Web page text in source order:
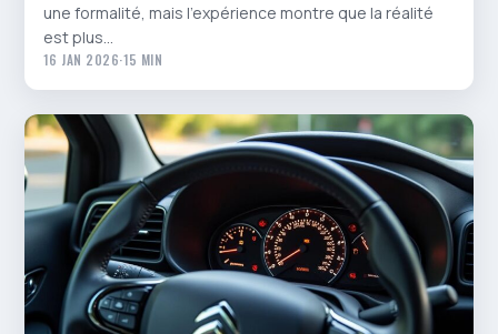
une formalité, mais l’expérience montre que la réalité
est plus…
16 JAN 2026·15 MIN